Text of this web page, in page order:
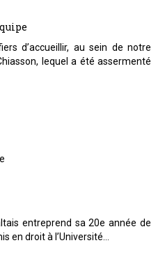
d’accueillir, au sein de notre
lequel a été assermenté
entreprend sa 20e année de
en droit à l’Université…